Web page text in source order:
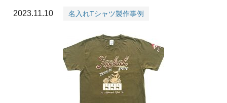
2023.11.10 名入れTシャツ製作事例